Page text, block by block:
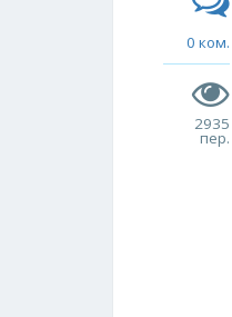
0 ком.
2935
пер.